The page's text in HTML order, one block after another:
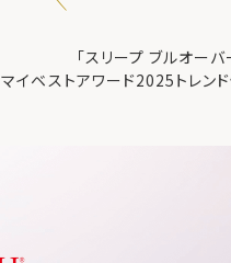
「スリープ ブルオー
マイベストアワード2025 トレン